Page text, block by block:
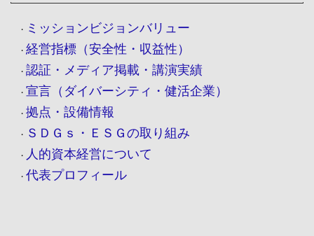
・ ミッションビジョンバリュー
・ 経営指標（安全性・収益性）
・ 認証・メディア掲載・講演実績
・ 宣言（ダイバーシティ・健活企業）
・ 拠点・設備情報
・ ＳＤＧｓ・ＥＳＧの取り組み
・ 人的資本経営について
・ 代表プロフィール